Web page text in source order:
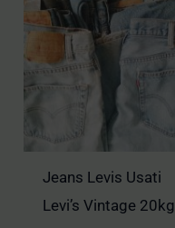
Jeans Levis Usati
Levi’s Vintage 20kg